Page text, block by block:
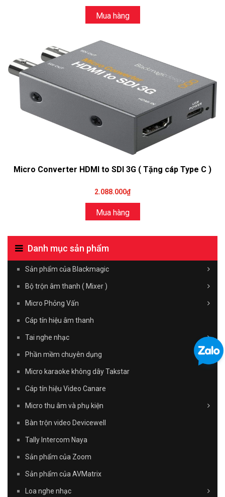
Mua hàng
Micro Converter HDMI to SDI 3G ( Tặng cáp Type C )
2.088.000₫
Mua hàng
Danh mục sản phẩm
Sản phẩm của Blackmagic
Bộ trộn âm thanh ( Mixer )
Micro Phỏng Vấn
Cáp tín hiệu âm thanh
Tai nghe nhạc
Phần mềm chuyên dụng
Micro karaoke không dây Takstar
Cáp tín hiệu Video Canare
Micro thu âm và phụ kiện
Bàn trộn video Devicewell
Tally Intercom Naya
Sản phẩm của Zoom
Sản phẩm của AVMatrix
Loa nghe nhạc